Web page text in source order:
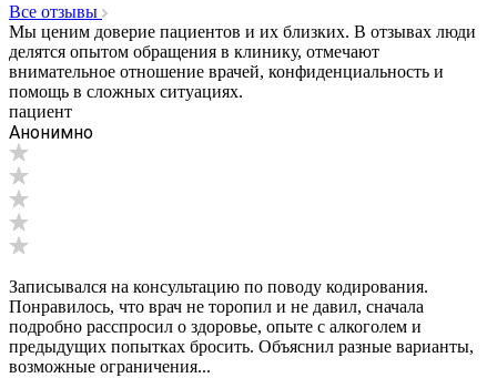
Все отзывы
Мы ценим доверие пациентов и их близких. В отзывах люди
делятся опытом обращения в клинику, отмечают
внимательное отношение врачей, конфиденциальность и
помощь в сложных ситуациях.
пациент
Анонимно
Записывался на консультацию по поводу кодирования.
Понравилось, что врач не торопил и не давил, сначала
подробно расспросил о здоровье, опыте с алкоголем и
предыдущих попытках бросить. Объяснил разные варианты,
возможные ограничения...